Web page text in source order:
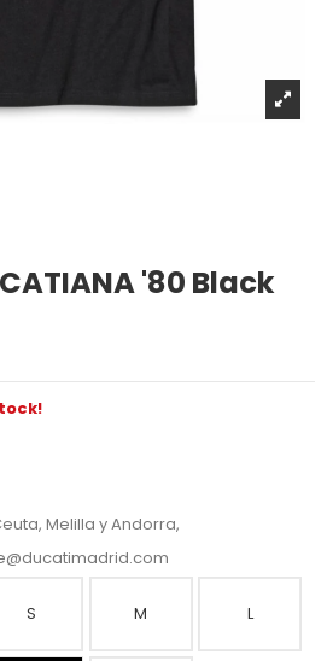
'80 Black
Melilla y Andorra,
S M L